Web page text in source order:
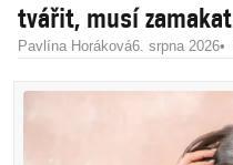
tvářit, musí zamakat
Pavlína Horáková6. srpna 2026